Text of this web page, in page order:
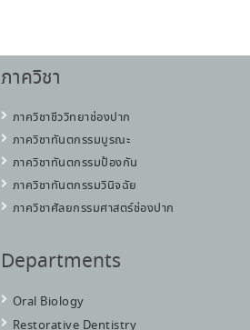
ภาควิชา
ภาควิชาชีววิทยาช่องปาก
ภาควิชาทันตกรรมบูรณะ
ภาควิชาทันตกรรมป้องกัน
ภาควิชาทันตกรรมวินิจฉัย
ภาควิชาศัลยกรรมศาสตร์ช่องปาก
Departments
Oral Biology
Restorative Dentistry